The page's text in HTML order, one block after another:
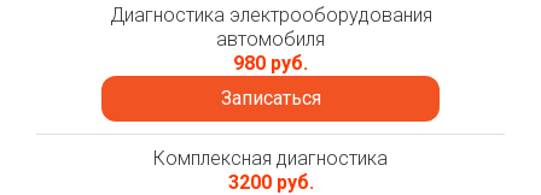
Диагностика электрооборудования
автомобиля
980 руб.
Записаться
Комплексная диагностика
3200 руб.